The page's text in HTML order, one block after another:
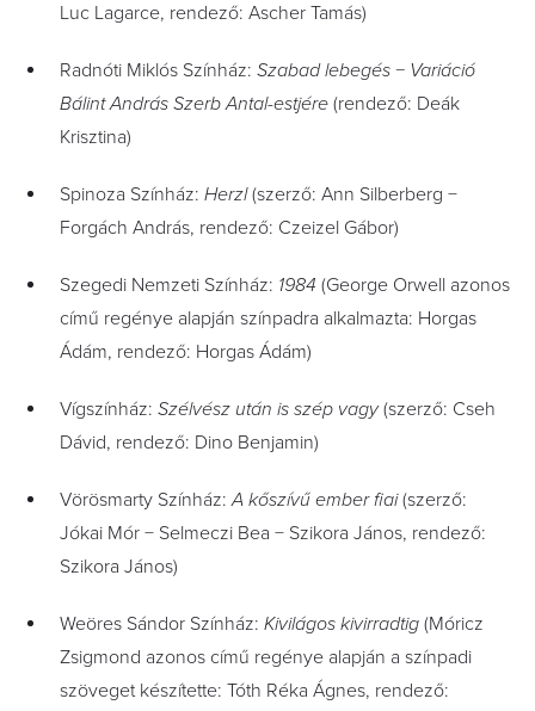
Luc Lagarce, rendező: Ascher Tamás)
Radnóti Miklós Színház: Szabad lebegés − Variáció
Bálint András Szerb Antal-estjére (rendező: Deák
Krisztina)
Spinoza Színház: Herzl(szerző: Ann Silberberg −
Forgách András, rendező: Czeizel Gábor)
Szegedi Nemzeti Színház: 1984 (George Orwell azonos
című regénye alapján színpadra alkalmazta: Horgas
Ádám, rendező: Horgas Ádám)
Vígszínház: Szélvész után is szép vagy(szerző: Cseh
Dávid, rendező: Dino Benjamin)
Vörösmarty Színház:A kőszívű ember fiai(szerző:
Jókai Mór − Selmeczi Bea − Szikora János, rendező:
Szikora János)
Weöres Sándor Színház: Kivilágos kivirradtig (Móricz
Zsigmond azonos című regénye alapján a színpadi
szöveget készítette: Tóth Réka Ágnes, rendező: